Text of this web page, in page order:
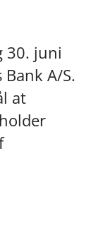
30. juni
A/S.
at